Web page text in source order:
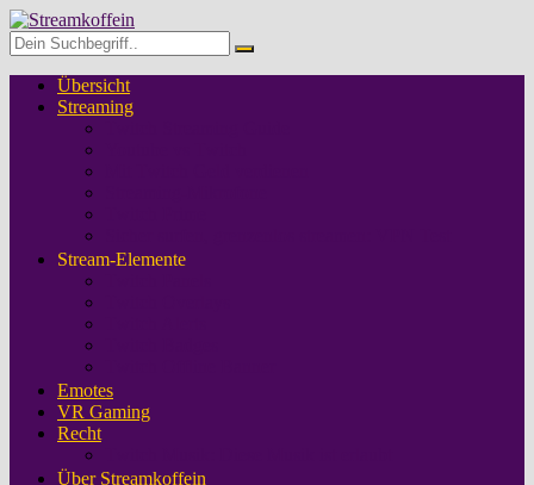
Übersicht
Streaming
Stream-Elemente
Emotes
VR Gaming
Recht
Über Streamkoffein